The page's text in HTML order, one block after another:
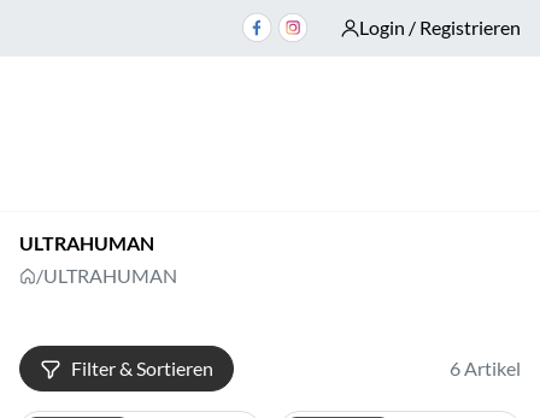
Login / Registrieren
ULTRAHUMAN
/ULTRAHUMAN
Filter & Sortieren 6 Artikel